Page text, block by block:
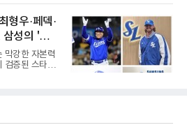
. 그는 치열하
혔다.세 선수
정규리그 일정
NC는 비시즌
을 주기 위해
전했다.이는
코리아,
퍼스 히트 등
우·페덱·
성의 '스펙
막강한 자본력
검증된 스타들
투자하기보
을 통해 당장의